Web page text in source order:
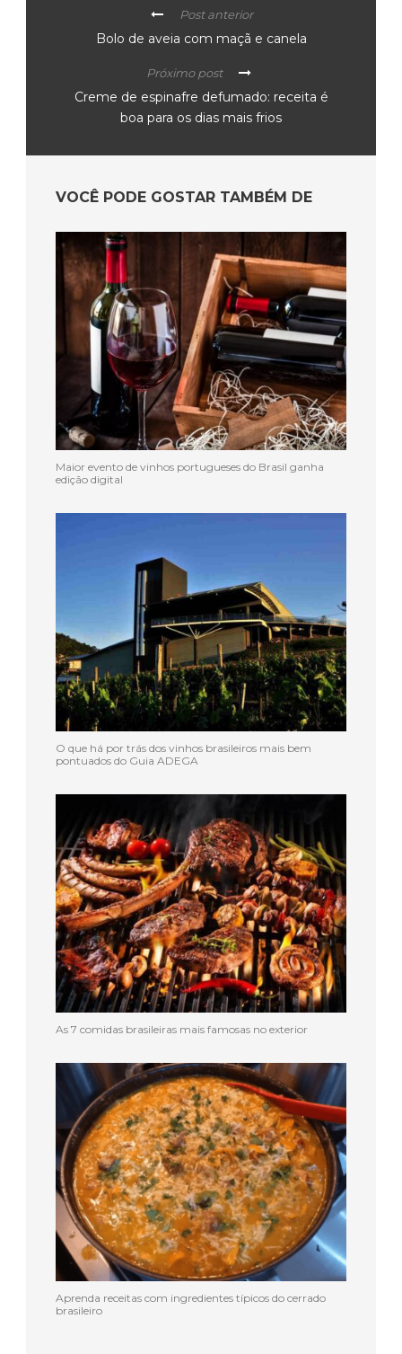
Post anterior
Bolo de aveia com maçã e canela
Próximo post
Creme de espinafre defumado: receita é
boa para os dias mais frios
VOCÊ PODE GOSTAR TAMBÉM DE
Maior evento de vinhos portugueses do Brasil ganha
edição digital
O que há por trás dos vinhos brasileiros mais bem
pontuados do Guia ADEGA
As 7 comidas brasileiras mais famosas no exterior
Aprenda receitas com ingredientes típicos do cerrado
brasileiro